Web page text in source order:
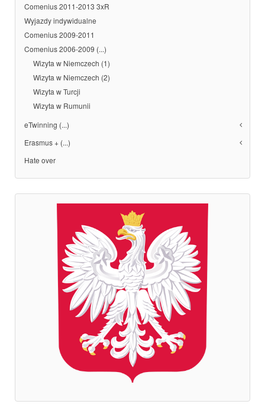
Comenius 2011-2013 3xR
Wyjazdy indywidualne
Comenius 2009-2011
Comenius 2006-2009 (...)
Wizyta w Niemczech (1)
Wizyta w Niemczech (2)
Wizyta w Turcji
Wizyta w Rumunii
eTwinning (...)
Erasmus + (...)
Hate over